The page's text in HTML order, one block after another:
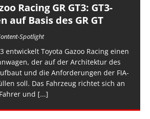
Racing GR GT3: GT3-
auf Basis des GR GT
Spotlight
entwickelt Toyota Gazoo Racing einen
der auf der Architektur des
und die Anforderungen der FIA-
soll. Das Fahrzeug richtet sich an
und [...]